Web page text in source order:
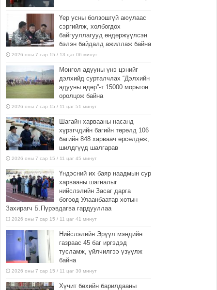
Үер усны болзошгүй аюулаас
сэргийлж, холбогдох
байгууллагууд өндөржүүлсэн
бэлэн байдалд ажиллаж байна
2026 оны 7 сар 15 / 13 цаг 06 минут
Монгол адууны үнэ цэнийг
дэлхийд сурталчлах “Дэлхийн
адууны өдөр”-т 15000 морьтон
оролцож байна
2026 оны 7 сар 15 / 11 цаг 51 минут
Шагайн харвааны насанд
хүрэгчдийн багийн төрөлд 106
багийн 848 харваач өрсөлдөж,
шилдгүүд шалгарав
2026 оны 7 сар 15 / 11 цаг 45 минут
Үндэсний их баяр наадмын сур
харвааны шагналыг
нийслэлийн Засаг дарга
бөгөөд Улаанбаатар хотын
Захирагч Б.Пүрэвдагва гардууллаа
2026 оны 7 сар 15 / 11 цаг 41 минут
Нийслэлийн Эрүүл мэндийн
газраас 45 баг иргэдэд
тусламж, үйлчилгээ үзүүлж
байна
2026 оны 7 сар 15 / 11 цаг 30 минут
Хүчит бөхийн барилдааны